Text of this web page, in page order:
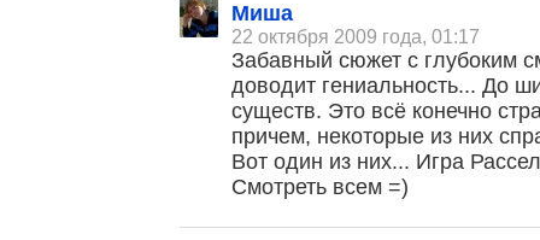
Миша
22 октября 2009 года, 01:17
Забавный сюжет с глубоким
доводит гениальность... До
существ. Это всё конечно
причем, некоторые из них
Вот один из них... Игра
Смотреть всем =)